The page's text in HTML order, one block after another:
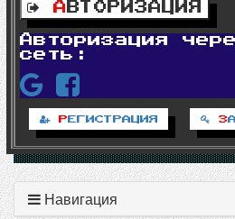
А ВТОРИЗАЦИЯ
Авторизация
сеть:
Р ЕГИСТРАЦИЯ З
Навигация